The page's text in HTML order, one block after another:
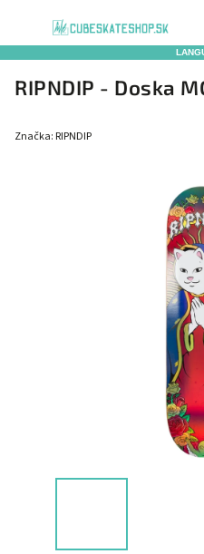
RIPNDIP - Doska
Značka: RIPNDIP